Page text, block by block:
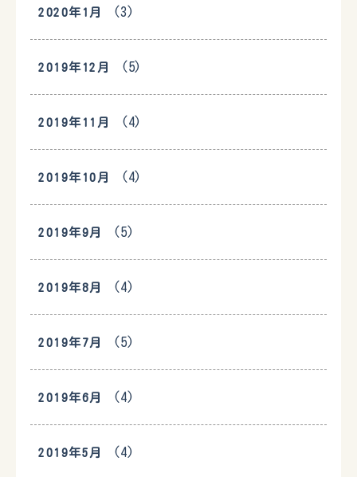
2020年1月 (3)
2019年12月 (5)
2019年11月 (4)
2019年10月 (4)
2019年9月 (5)
2019年8月 (4)
2019年7月 (5)
2019年6月 (4)
2019年5月 (4)